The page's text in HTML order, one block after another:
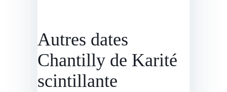
Autres dates
Chantilly de Karité
scintillante